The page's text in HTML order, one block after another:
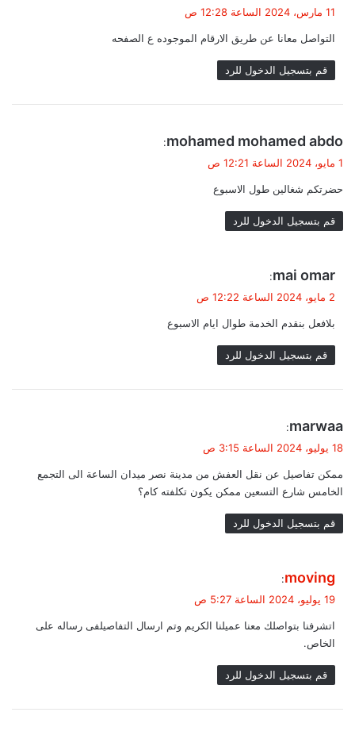
ل
11 مارس، 2024 الساعة 12:28 ص
التواصل معانا عن طريق الارقام الموجوده ع الصفحه
قم بتسجيل الدخول للرد
ي
ل
mohamed mohamed abdo
:
1 مايو، 2024 الساعة 12:21 ص
حضرتكم شغالين طول الاسبوع
قم بتسجيل الدخول للرد
ي
ل
mai omar
:
2 مايو، 2024 الساعة 12:22 ص
بلافعل بنقدم الخدمة طوال ايام الاسبوع
قم بتسجيل الدخول للرد
ي
ل
marwaa
:
18 يوليو، 2024 الساعة 3:15 ص
ممكن تفاصيل عن نقل العفش من مدينة نصر ميدان الساعة الى التجمع
الخامس شارع التسعين ممكن يكون تكلفته كام؟
قم بتسجيل الدخول للرد
ي
ل
moving
:
19 يوليو، 2024 الساعة 5:27 ص
اتشرفنا بتواصلك معنا عميلنا الكريم وتم ارسال التفاصيلفى رساله على
الخاص.
قم بتسجيل الدخول للرد